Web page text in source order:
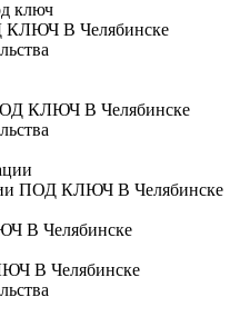
В Челябинске
КЛЮЧ В Челябинске
ПОД КЛЮЧ В Челябинске
В Челябинске
В Челябинске